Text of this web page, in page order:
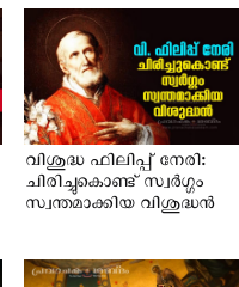
വിശുദ്ധ ഫിലിപ്പ് നേരി:
ചിരിച്ചുകൊണ്ട് സ്വർഗ്ഗം
സ്വന്തമാക്കിയ വിശുദ്ധൻ